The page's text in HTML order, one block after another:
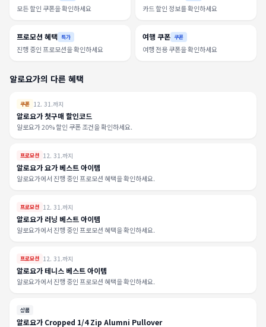
모든 할인 쿠폰을 확인하세요 카드 할인 정보를 확인하세요
프로모션 혜택 특가
진행 중인 프로모션을 확인하세요
여행 쿠폰 쿠폰
여행 전용 쿠폰을 확인하세요
알로요가의 다른 혜택
쿠폰 12. 31.까지
알로요가 첫구매 할인코드
알로요가 20% 할인 쿠폰 조건을 확인하세요.
프로모션 12. 31.까지
알로요가 요가 베스트 아이템
알로요가에서 진행 중인 프로모션 혜택을 확인하세요.
프로모션 12. 31.까지
알로요가 러닝 베스트 아이템
알로요가에서 진행 중인 프로모션 혜택을 확인하세요.
프로모션 12. 31.까지
알로요가 테니스 베스트 아이템
알로요가에서 진행 중인 프로모션 혜택을 확인하세요.
상품
알로요가 Cropped 1/4 Zip Alumni Pullover